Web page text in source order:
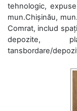
tehnologic,
mun.Chișinău,
Comrat, includ
depozite,
tansbordare/